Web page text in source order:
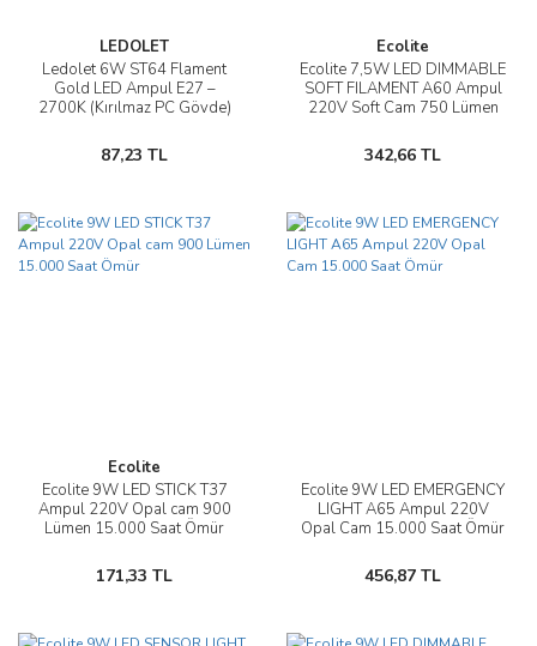
LEDOLET
Ledolet 6W ST64 Flament
Gold LED Ampul E27 –
2700K (Kırılmaz PC Gövde)
87,23 TL
Ecolite
Ecolite 7,5W LED DIMMABLE
SOFT FILAMENT A60 Ampul
220V Soft Cam 750 Lümen
342,66 TL
Ecolite
Ecolite 9W LED STICK T37
Ampul 220V Opal cam 900
Lümen 15.000 Saat Ömür
171,33 TL
Ecolite 9W LED EMERGENCY
LIGHT A65 Ampul 220V
Opal Cam 15.000 Saat Ömür
456,87 TL